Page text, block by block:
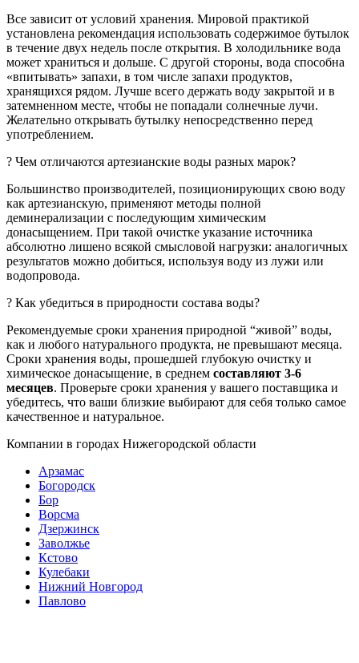
Все зависит от условий хранения. Мировой практикой
установлена рекомендация использовать содержимое бутылок
в течение двух недель после открытия. В холодильнике вода
может храниться и дольше. С другой стороны, вода способна
«впитывать» запахи, в том числе запахи продуктов,
хранящихся рядом. Лучше всего держать воду закрытой и в
затемненном месте, чтобы не попадали солнечные лучи.
Желательно открывать бутылку непосредственно перед
употреблением.
? Чем отличаются артезианские воды разных марок?
Большинство производителей, позиционирующих свою воду
как артезианскую, применяют методы полной
деминерализации с последующим химическим
донасыщением. При такой очистке указание источника
абсолютно лишено всякой смысловой нагрузки: аналогичных
результатов можно добиться, используя воду из лужи или
водопровода.
? Как убедиться в природности состава воды?
Рекомендуемые сроки хранения природной “живой” воды,
как и любого натурального продукта, не превышают месяца.
Сроки хранения воды, прошедшей глубокую очистку и
химическое донасыщение, в среднем составляют 3-6
месяцев. Проверьте сроки хранения у вашего поставщика и
убедитесь, что ваши близкие выбирают для себя только самое
качественное и натуральное.
Компании в городах Нижегородской области
Арзамас
Богородск
Бор
Ворсма
Дзержинск
Заволжье
Кстово
Кулебаки
Нижний Новгород
Павлово